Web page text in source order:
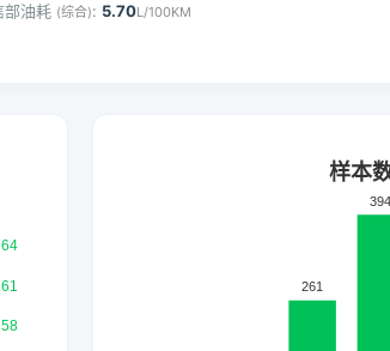
部油耗 (综合): 5.70L/100KM